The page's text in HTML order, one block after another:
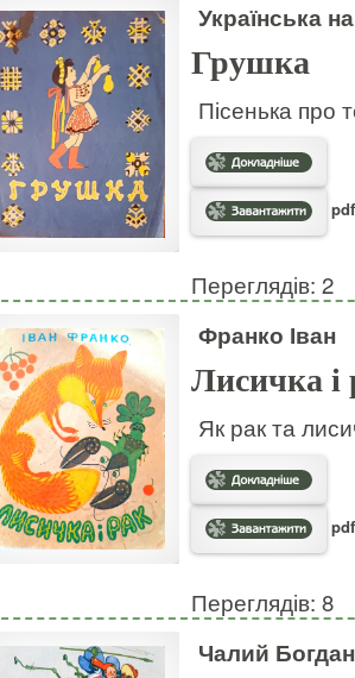
Українська
Грушка
Пісенька про
Переглядів: 2
Франко Іван
Лисичка і
Як рак та
Переглядів: 8
Чалий